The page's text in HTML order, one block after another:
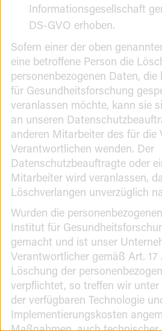
Informationsgesellschaft
DS-GVO erhoben.
Sofern einer der oben
eine betroffene Person die
personenbezogenen Daten,
für Gesundheitsforschung
veranlassen möchte, kann sie
an unseren
anderen Mitarbeiter des für die
Verantwortlichen wenden. Der
Datenschutzbeauftragte oder
Mitarbeiter wird veranlassen,
Löschverlangen unverzüglich
Wurden die
Institut für
gemacht und ist unser
Verantwortlicher gemäß Art. 17
Löschung der
verpflichtet, so treffen wir
der verfügbaren Technologie
Implementierungskosten